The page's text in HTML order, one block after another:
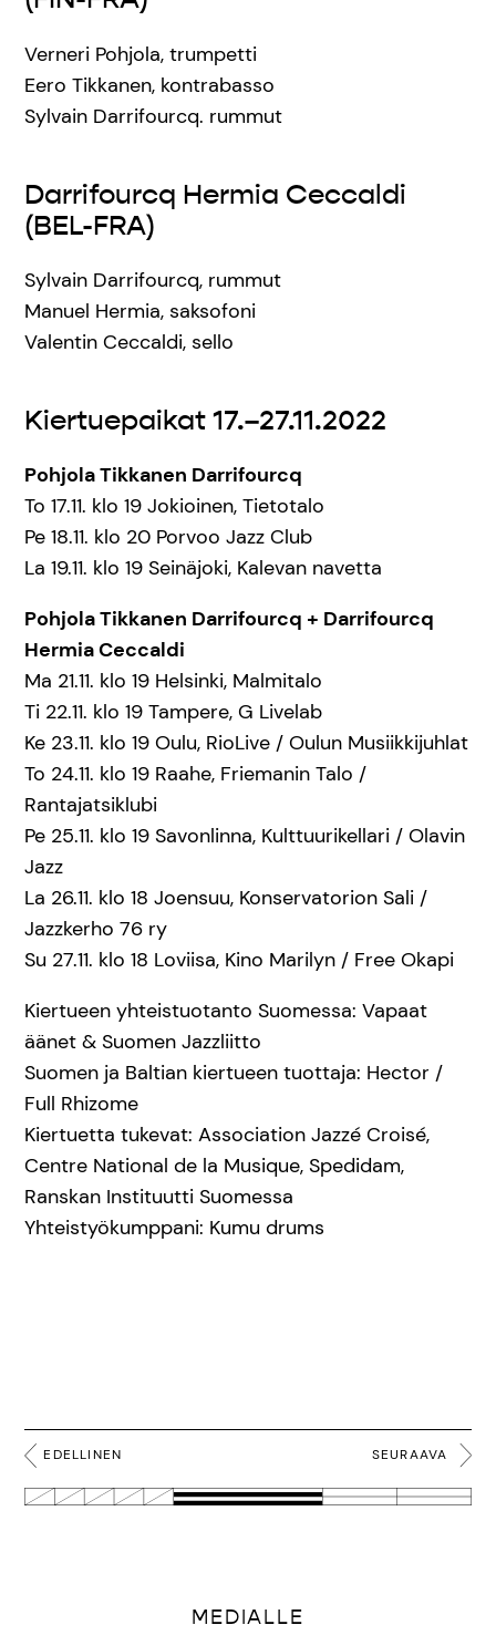
Verneri Pohjola, trumpetti
Eero Tikkanen, kontrabasso
Sylvain Darrifourcq. rummut
Darrifourcq Hermia Ceccaldi
(BEL-FRA)
Sylvain Darrifourcq, rummut
Manuel Hermia, saksofoni
Valentin Ceccaldi, sello
Kiertuepaikat 17.–27.11.2022
Pohjola Tikkanen Darrifourcq
To 17.11. klo 19 Jokioinen, Tietotalo
Pe 18.11. klo 20 Porvoo Jazz Club
La 19.11. klo 19 Seinäjoki, Kalevan navetta
Pohjola Tikkanen Darrifourcq + Darrifourcq
Hermia Ceccaldi
Ma 21.11. klo 19 Helsinki, Malmitalo
Ti 22.11. klo 19 Tampere, G Livelab
Ke 23.11. klo 19 Oulu, RioLive / Oulun Musiikkijuhlat
To 24.11. klo 19 Raahe, Friemanin Talo /
Rantajatsiklubi
Pe 25.11. klo 19 Savonlinna, Kulttuurikellari / Olavin
Jazz
La 26.11. klo 18 Joensuu, Konservatorion Sali /
Jazzkerho 76 ry
Su 27.11. klo 18 Loviisa, Kino Marilyn / Free Okapi
Kiertueen yhteistuotanto Suomessa: Vapaat
äänet & Suomen Jazzliitto
Suomen ja Baltian kiertueen tuottaja: Hector /
Full Rhizome
Kiertuetta tukevat: Association Jazzé Croisé,
Centre National de la Musique, Spedidam,
Ranskan Instituutti Suomessa
Yhteistyökumppani: Kumu drums
EDELLINEN SEURAAVA
MEDIALLE